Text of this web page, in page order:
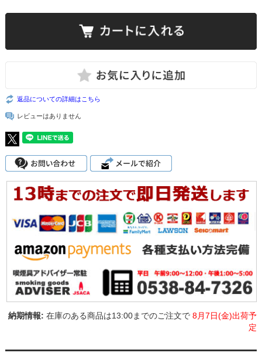
返品についての詳細はこちら
レビューはありません
在庫のある商品は13:00までのご注文で8月7日(金)出荷予
定